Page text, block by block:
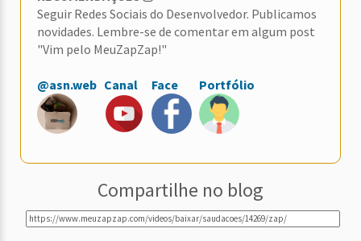
Seguir Redes Sociais do Desenvolvedor. Publicamos
novidades. Lembre-se de comentar em algum post
"Vim pelo MeuZapZap!"
@asn.web Canal Face Portfólio
Compartilhe no blog